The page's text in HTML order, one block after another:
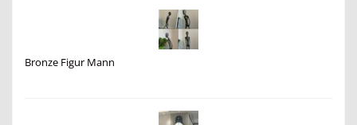
Bronze Figur Mann